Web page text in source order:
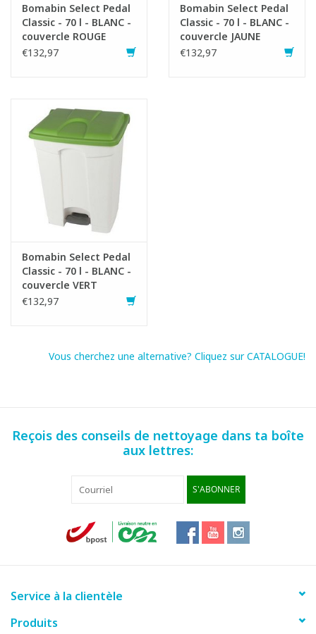
Bomabin Select Pedal
Classic - 70 l - BLANC -
couvercle ROUGE
€132,97
Bomabin Select Pedal
Classic - 70 l - BLANC -
couvercle JAUNE
€132,97
Bomabin Select Pedal
Classic - 70 l - BLANC -
couvercle VERT
€132,97
Vous cherchez une alternative? Cliquez sur CATALOGUE!
Reçois des conseils de nettoyage dans ta boîte
aux lettres:
S'ABONNER
Service à la clientèle
Produits